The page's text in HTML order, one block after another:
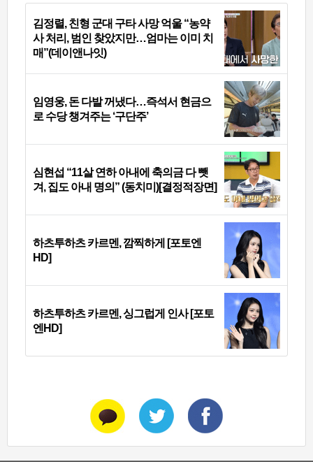
김정렬, 친형 군대 구타 사망 억울 “농약
사 처리, 범인 찾았지만…엄마는 이미 치
매”(데이앤나잇)
임영웅, 돈 다발 꺼냈다…즉석서 현금으
로 수당 챙겨주는 ‘구단주’
심현섭 “11살 연하 아내에 축의금 다 뺏
겨, 집도 아내 명의” (동치미)[결정적장면]
하츠투하츠 카르멘, 깜찍하게 [포토엔
HD]
하츠투하츠 카르멘, 싱그럽게 인사 [포토
엔HD]